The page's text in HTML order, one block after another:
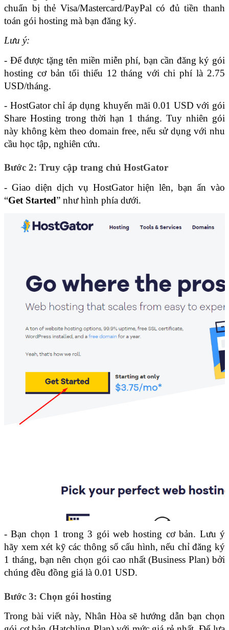
chuẩn bị thẻ Visa/Mastercard/PayPal có đủ tiền thanh
toán gói hosting mà bạn đăng ký.
Lưu ý:
- Để được tặng tên miền miễn phí, bạn cần đăng ký gói
hosting cơ bản tối thiểu 12 tháng với chi phí là 2.75
USD/tháng.
- HostGator chỉ áp dụng khuyến mãi 0.01 USD với gói
Share Hosting trong thời hạn 1 tháng. Tuy nhiên gói
này không kèm theo domain free, nếu sử dụng với nhu
cầu học tập, nghiên cứu.
Bước 2: Truy cập trang chủ HostGator
- Giao diện dịch vụ HostGator hiện lên, bạn ấn vào
“Get Started” như hình phía dưới.
- Bạn chọn 1 trong 3 gói web hosting cơ bản. Lưu ý
hãy xem xét kỹ các thông số cấu hình, nếu chỉ đăng ký
1 tháng, bạn nên chọn gói cao nhất (Business Plan) bởi
chúng đều đồng giá là 0.01 USD.
Bước 3: Chọn gói hosting
Trong bài viết này, Nhân Hòa sẽ hướng dẫn bạn chọn